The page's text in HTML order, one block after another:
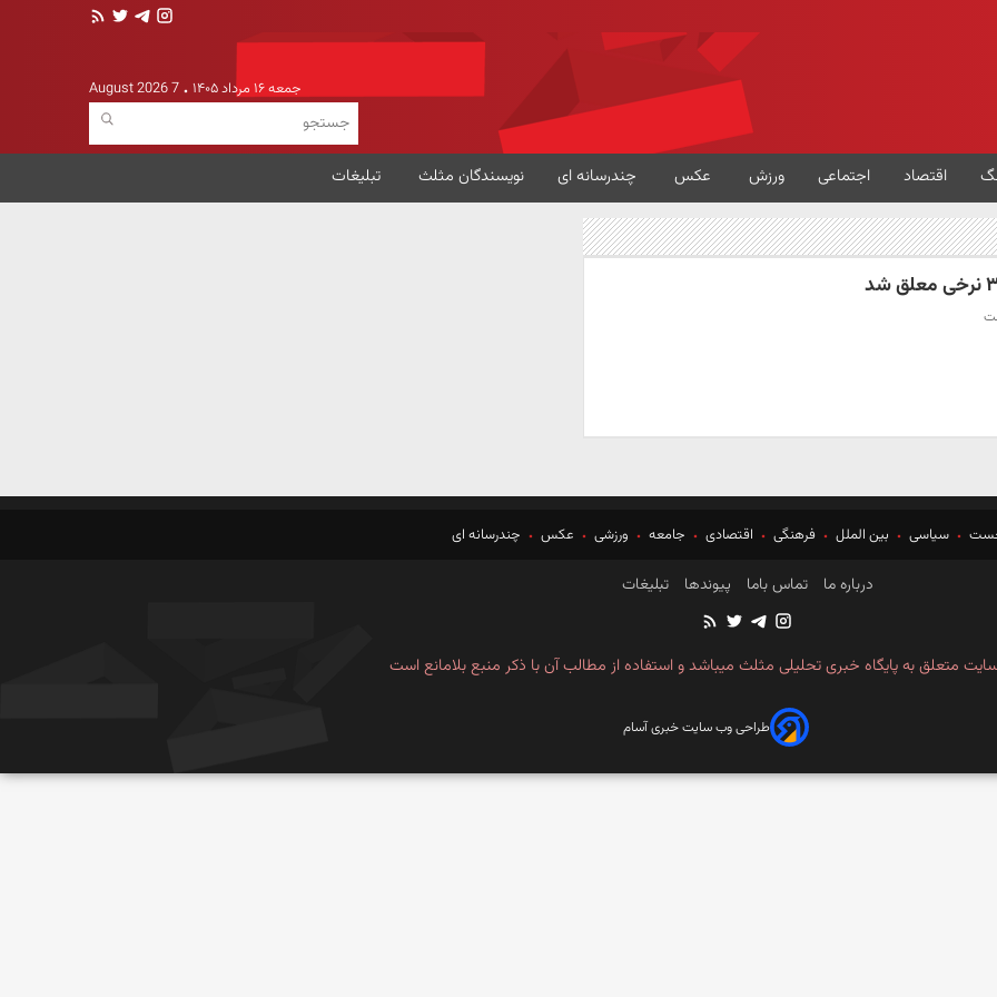
جمعه ۱۶ مرداد ۱۴۰۵ 7 August 2026
اقتصاد اجتماعی ورزش عکس چندرسانه ای نویسندگان مثلث تبلیغات
سیاسی بین الملل فرهنگی اقتصادی جامعه ورزشی عکس چندرسانه ای
درباره ما تماس باما پیوندها تبلیغات
متعلق به پایگاه خبری تحلیلی مثلث میباشد و استفاده از مطالب آن با ذکر منبع بلامانع است
طراحی وب سایت خبری آسام